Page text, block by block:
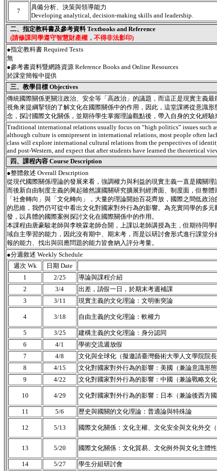
7
具備分析、決策與領導能力
Developing analytical, decision-making skills and leadership.
二、指定教科書及參考資料 Textbooks and Reference
(請修課同學遵守智慧財產權，不得非法影印)
●指定教科書 Required Texts
無
●參考書資料暨網路資源 Reference Books and Online Resources
於課堂簡報中提供
三、教學目標 Objectives
傳統國際關係更關注政治、安全等「高政治」的議題，而這正是現實主義
視角來提綱挈領的了解文化在國際關係中的作用，因此，這堂課將從意識
念，探討國際文化關係，並期待學生掌握理論觀點後，帶入自身的文化經驗
Traditional international relations usually focus on “high politics” issues such
although culture is omnipresent in international relations, most people often
class will explore international cultural relations from the perspectives of
and post-Western, and expect that after students have learned the theoretical
四、課程內容 Course Description
●整體敘述 Overall Description
從現代國際關係理論的發展來看，強調權力與利益的現實主義一直是國關
而後新自由制度主義的興起雖然讓國關研究擴展到經濟面、制度面，但整
「社會轉向」與「文化轉向」，大量的理論開始百花齊放，國際之間低政
的思維，我們仍可從中看出文化對國家對外行為的影響。為充實同學的多
發，以具體的國際案例探討文化在國際關係中的作用。
本課程由唐豪駿老師與李映霖老師合開，上課以老師講授為主，但期待同
域自主學習的能力，因此沒有期中、期末考，而是以研討會形式進行課堂
報的能力、找出與回應問題的能力皆會納入評分考量。
●分週敘述 Weekly Schedule
週次 Wk
日期 Date
1
2/25
導論與課程介紹
2
3/4
出差，請假一日，於期末考週補課
3
3/11 現實主義的文化理論：文明衝突論
4 3/18 自由主義的文化理論：軟權力
5 3/25
建構主義的文化理論：身分認同
6
4/1
學術交流週放假
7
4/8
文化與全球化（擬邀請臺灣藝術大學人文學院院
8
4/15
文化對國家對外行為的影響：美國（兼論意識形
9
4/22 文化對國家對外行為的影響：中國（兼論戰略文
10 4/29 文化對國家對外行為的影響：日本（兼論後西方
11 5/6 歷史與國關的文化理論：普適論與特殊論
12 5/13 國際文化關係：文化主權、文化安全與文化外交
13 5/20 國際文化關係：文化貿易、文化例外與文化主體
14 5/27
學生分組研討會